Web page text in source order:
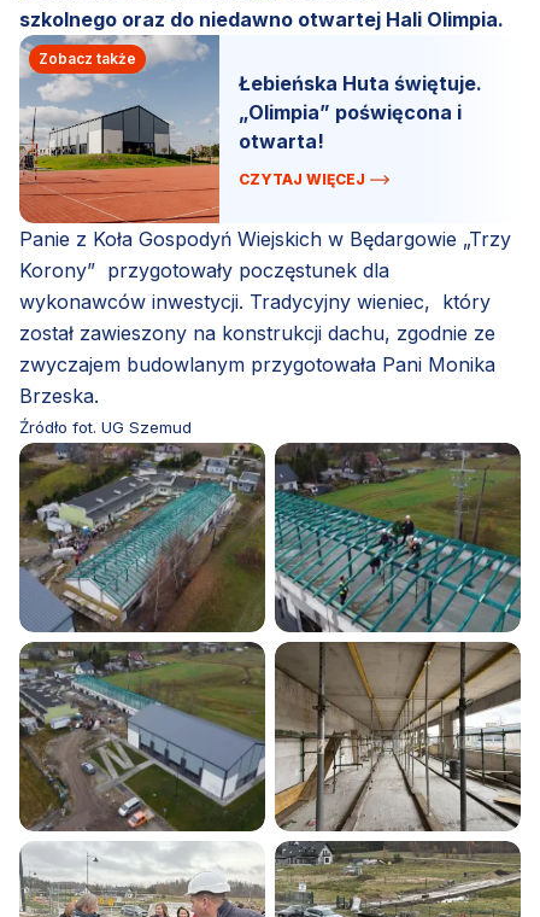
szkolnego oraz do niedawno otwartej Hali Olimpia.
Zobacz także
Łebieńska Huta świętuje.
„Olimpia” poświęcona i
otwarta!
CZYTAJ WIĘCEJ
Panie z Koła Gospodyń Wiejskich w Będargowie „Trzy
Korony” przygotowały poczęstunek dla
wykonawców inwestycji. Tradycyjny wieniec, który
został zawieszony na konstrukcji dachu, zgodnie ze
zwyczajem budowlanym przygotowała Pani Monika
Brzeska.
Źródło fot. UG Szemud